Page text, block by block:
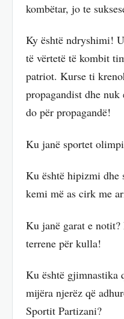
kombëtar, jo te
Ky është ndryshimi!
të vërtetë të kombit
patriot. Kurse ti
propagandist dhe
do për propagandë!
Ku janë sportet
Ku është hipizmi dhe
kemi më as cirk me
Ku janë garat e
terrene për kulla!
Ku është gjimnastika
mijëra njerëz që
Sportit Partizani?